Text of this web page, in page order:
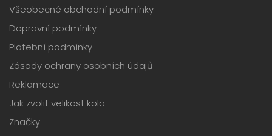
Všeobecné obchodní podmínky
Dopravní podmínky
Platební podmínky
Zásady ochrany osobních údajů
Reklamace
Jak zvolit velikost kola
Značky